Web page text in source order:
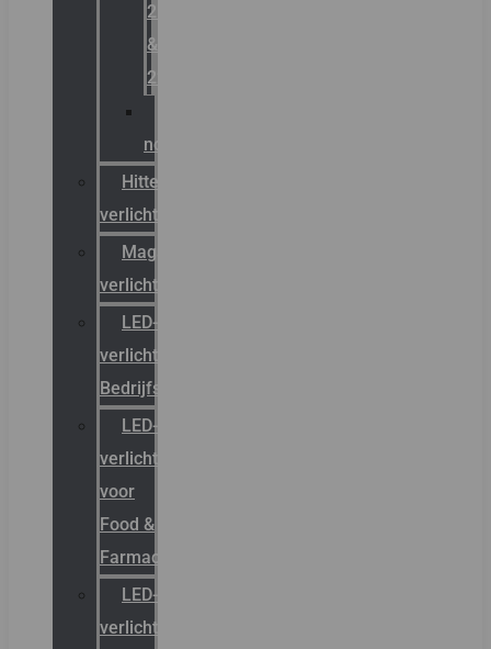
21
&
22
noodverlichting
Hittebestendige
verlichting
Magazijn
verlichting
LED-
verlichting
Bedrijfshal
LED-
verlichting
voor
Food &
Farmacie
LED-
verlichting